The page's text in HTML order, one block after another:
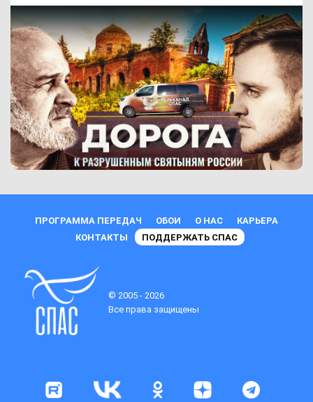
ПРОГРАММА ПЕРЕДАЧ ОБОИ О НАС
КАРЬЕРА
КОНТАКТЫ
ПОДДЕРЖАТЬ СПАС
© 2005 - 2026
Все права защищены